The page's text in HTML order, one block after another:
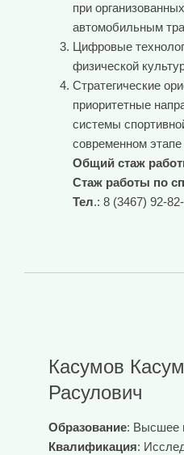
при
автомобильным
Цифровые
физической
Стратегические
приоритетные
системы
современном этапе
Общий стаж
Стаж работы по
Тел.: 8 (3467) 92-
Касумов
Расулович
Образование: Высшее
Квалификация: